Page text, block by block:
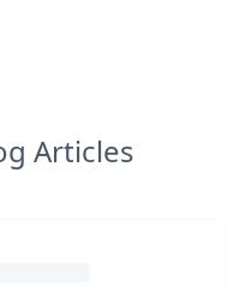
Articles